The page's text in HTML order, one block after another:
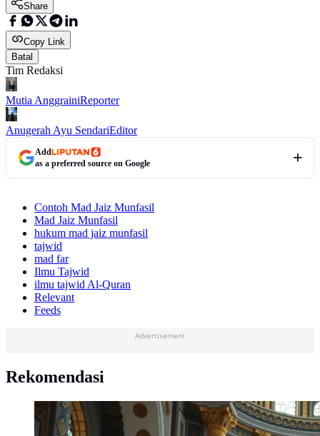
Share
Copy Link
Batal
Tim Redaksi
Mutia AnggrainiReporter
Anugerah Ayu SendariEditor
Add
as a preferred source on Google
Contoh Mad Jaiz Munfasil
Mad Jaiz Munfasil
hukum mad jaiz munfasil
tajwid
mad far
Ilmu Tajwid
ilmu tajwid Al-Quran
Relevant
Feeds
Advertisement
Rekomendasi